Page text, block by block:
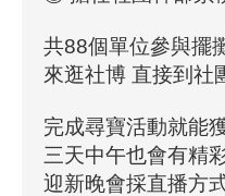
共88個單位參與擺
來逛社博 直接到社
完成尋寶活動就能
三天中午也會有精
迎新晚會採直播方